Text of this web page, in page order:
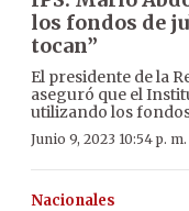
los fondos de
tocan”
El presidente de la
aseguró que el
utilizando los
Junio 9, 2023 10:54 p. m.
Nacionales